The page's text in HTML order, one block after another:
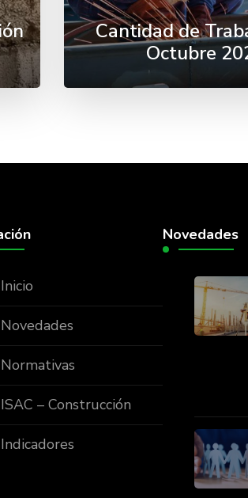
Cantidad de
Octubre
Inicio
Novedades
Normativas
ISAC – Construcción
Indicadores
Novedades